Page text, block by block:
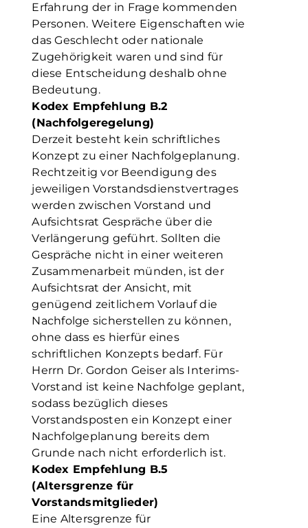
Erfahrung der in Frage kommenden
Personen. Weitere Eigenschaften wie
das Geschlecht oder nationale
Zugehörigkeit waren und sind für
diese Entscheidung deshalb ohne
Bedeutung.
Kodex Empfehlung B.2
(Nachfolgeregelung)
Derzeit besteht kein schriftliches
Konzept zu einer Nachfolgeplanung.
Rechtzeitig vor Beendigung des
jeweiligen Vorstandsdienstvertrages
werden zwischen Vorstand und
Aufsichtsrat Gespräche über die
Verlängerung geführt. Sollten die
Gespräche nicht in einer weiteren
Zusammenarbeit münden, ist der
Aufsichtsrat der Ansicht, mit
genügend zeitlichem Vorlauf die
Nachfolge sicherstellen zu können,
ohne dass es hierfür eines
schriftlichen Konzepts bedarf. Für
Herrn Dr. Gordon Geiser als Interims-
Vorstand ist keine Nachfolge geplant,
sodass bezüglich dieses
Vorstandsposten ein Konzept einer
Nachfolgeplanung bereits dem
Grunde nach nicht erforderlich ist.
Kodex Empfehlung B.5
(Altersgrenze für
Vorstandsmitglieder)
Eine Altersgrenze für